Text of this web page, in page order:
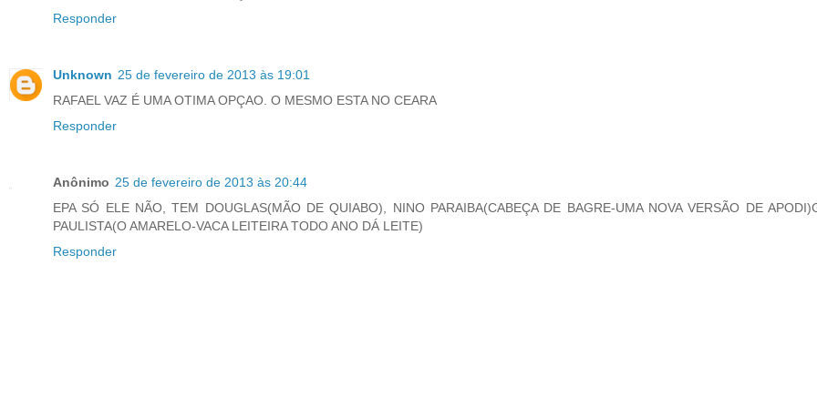
Responder
Unknown 25 de fevereiro de 2013 às 19:01
RAFAEL VAZ É UMA OTIMA OPÇAO. O MESMO ESTA NO CEARA
Responder
Anônimo 25 de fevereiro de 2013 às 20:44
EPA SÓ ELE NÃO, TEM DOUGLAS(MÃO DE QUIABO), NINO PARAIBA(CABEÇA DE BAGRE-UMA NOVA VERSÃO DE
PAULISTA(O AMARELO-VACA LEITEIRA TODO ANO DÁ LEITE)
Responder